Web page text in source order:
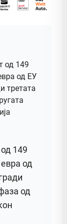
149
од
од